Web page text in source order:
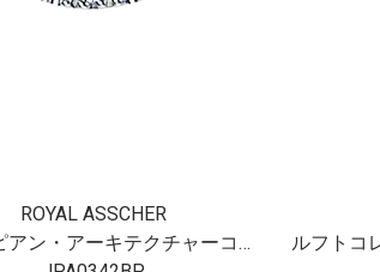
ROYAL ASSCHER
ルフトコレクション ルフト プラチナ ダイヤモンドペンダント